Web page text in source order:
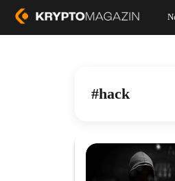
hack